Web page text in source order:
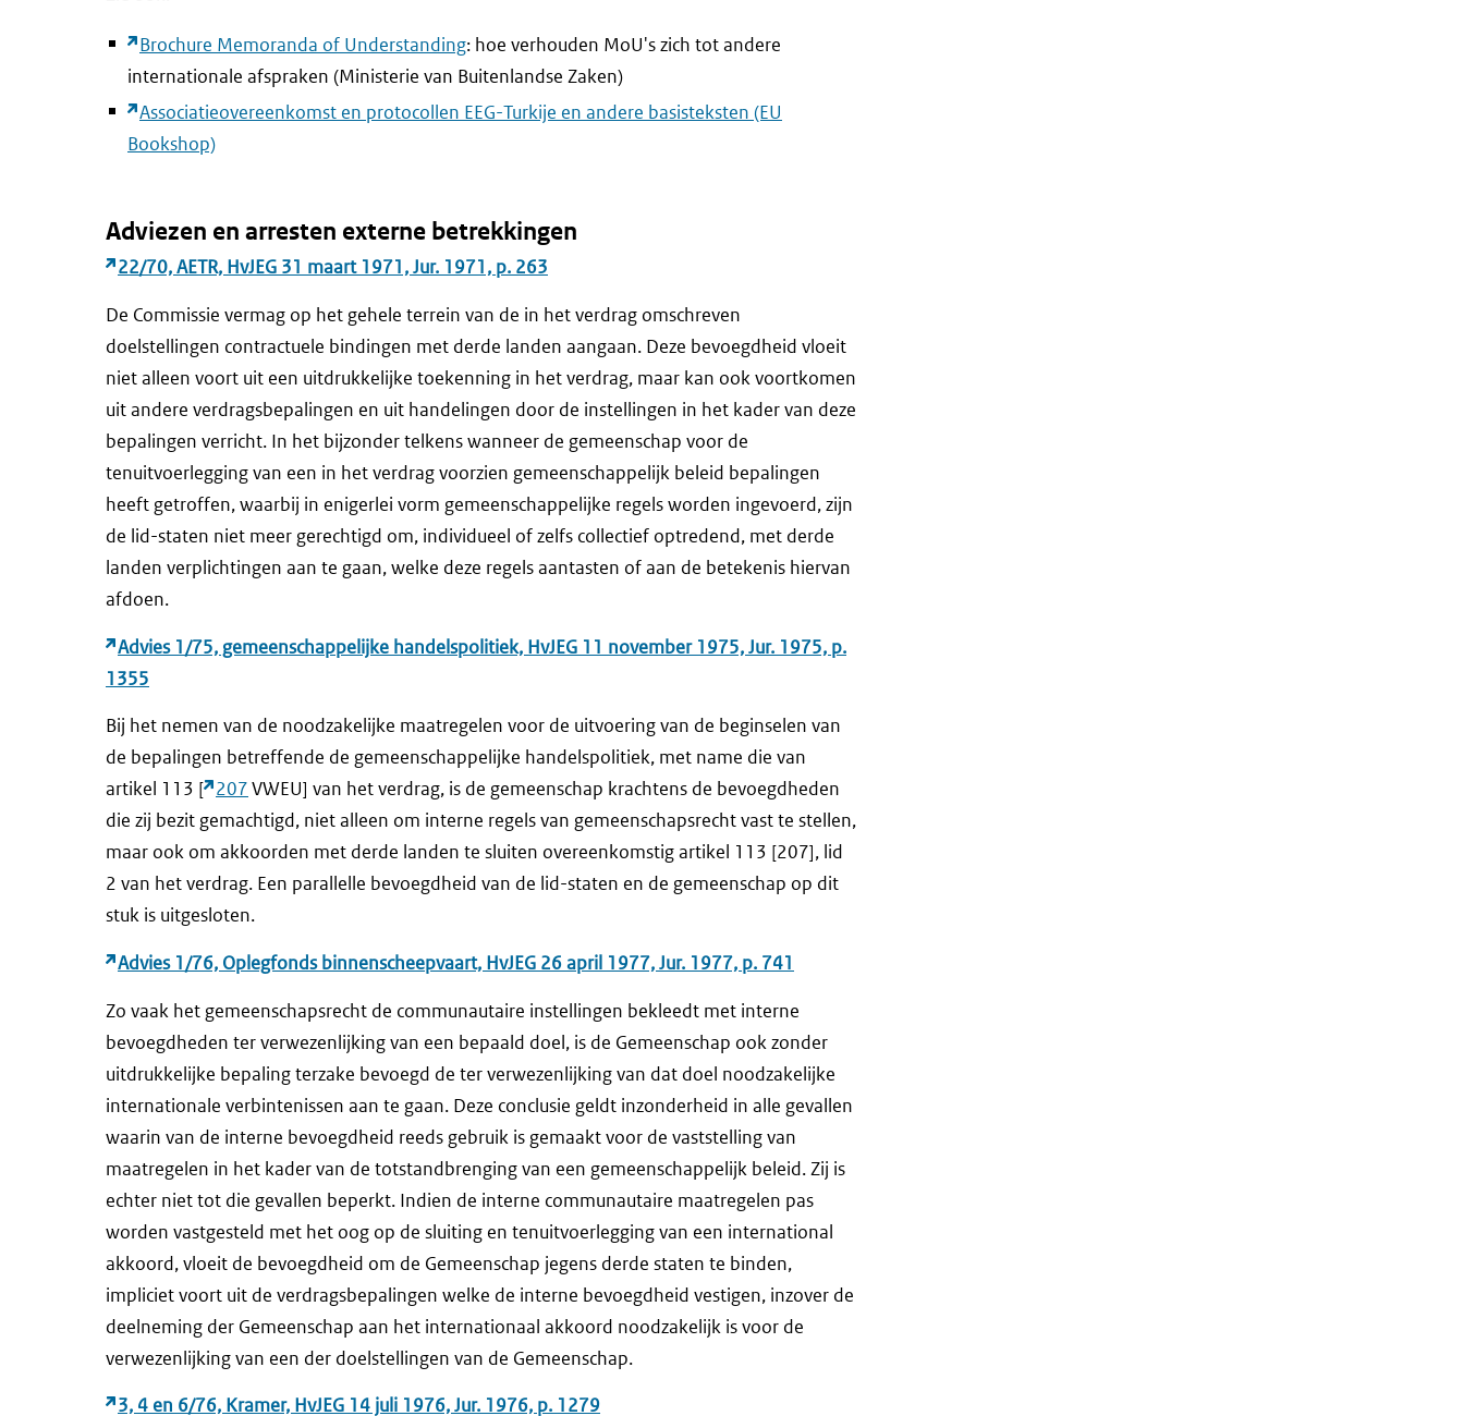
Brochure Memoranda of Understanding: hoe verhouden MoU's zich tot andere
internationale afspraken (Ministerie van Buitenlandse Zaken)
Associatieovereenkomst en protocollen EEG-Turkije en andere basisteksten (EU
Bookshop)
Adviezen en arresten externe betrekkingen
22/70, AETR, HvJEG 31 maart 1971, Jur. 1971, p. 263
De Commissie vermag op het gehele terrein van de in het verdrag omschreven
doelstellingen contractuele bindingen met derde landen aangaan. Deze bevoegdheid vloeit
niet alleen voort uit een uitdrukkelijke toekenning in het verdrag, maar kan ook voortkomen
uit andere verdragsbepalingen en uit handelingen door de instellingen in het kader van deze
bepalingen verricht. In het bijzonder telkens wanneer de gemeenschap voor de
tenuitvoerlegging van een in het verdrag voorzien gemeenschappelijk beleid bepalingen
heeft getroffen, waarbij in enigerlei vorm gemeenschappelijke regels worden ingevoerd, zijn
de lid-staten niet meer gerechtigd om, individueel of zelfs collectief optredend, met derde
landen verplichtingen aan te gaan, welke deze regels aantasten of aan de betekenis hiervan
afdoen.
Advies 1/75, gemeenschappelijke handelspolitiek, HvJEG 11 november 1975, Jur. 1975, p.
1355
Bij het nemen van de noodzakelijke maatregelen voor de uitvoering van de beginselen van
de bepalingen betreffende de gemeenschappelijke handelspolitiek, met name die van
artikel 113 [ 207VWEU] van het verdrag, is de gemeenschap krachtens de bevoegdheden
die zij bezit gemachtigd, niet alleen om interne regels van gemeenschapsrecht vast te stellen,
maar ook om akkoorden met derde landen te sluiten overeenkomstig artikel 113 [207], lid
2 van het verdrag. Een parallelle bevoegdheid van de lid-staten en de gemeenschap op dit
stuk is uitgesloten.
Advies 1/76, Oplegfonds binnenscheepvaart, HvJEG 26 april 1977, Jur. 1977, p. 741
Zo vaak het gemeenschapsrecht de communautaire instellingen bekleedt met interne
bevoegdheden ter verwezenlijking van een bepaald doel, is de Gemeenschap ook zonder
uitdrukkelijke bepaling terzake bevoegd de ter verwezenlijking van dat doel noodzakelijke
internationale verbintenissen aan te gaan. Deze conclusie geldt inzonderheid in alle gevallen
waarin van de interne bevoegdheid reeds gebruik is gemaakt voor de vaststelling van
maatregelen in het kader van de totstandbrenging van een gemeenschappelijk beleid. Zij is
echter niet tot die gevallen beperkt. Indien de interne communautaire maatregelen pas
worden vastgesteld met het oog op de sluiting en tenuitvoerlegging van een international
akkoord, vloeit de bevoegdheid om de Gemeenschap jegens derde staten te binden,
impliciet voort uit de verdragsbepalingen welke de interne bevoegdheid vestigen, inzover de
deelneming der Gemeenschap aan het internationaal akkoord noodzakelijk is voor de
verwezenlijking van een der doelstellingen van de Gemeenschap.
3, 4 en 6/76, Kramer, HvJEG 14 juli 1976, Jur. 1976, p. 1279